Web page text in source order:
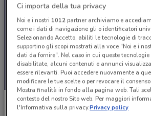
Linkem
Ci importa della tua privacy
Noi e i nostri 1012partner archiviamo e
come i dati di navigazione gli o identificatori
Selezionando Accetto, abiliti le tecnologie di
supportino gli scopi mostrati alla voce "Noi e i
dati da fornire". Nel caso in cui queste tecnologie
disabilitate, alcuni contenuti e annunci
essere rilevanti. Puoi accedere nuovamente a
modificare le tue scelte o per revocare il
Mostra finalità in fondo alla pagina web. Tali
contesto del nostro Sito web. Per maggiori
l'Informativa sulla privacy.Privacy policy